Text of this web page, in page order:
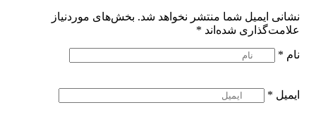
نشانی ایمیل شما منتشر نخواهد شد. بخش‌های موردنیاز
علامت‌گذاری شده‌اند *
نام *
ایمیل *